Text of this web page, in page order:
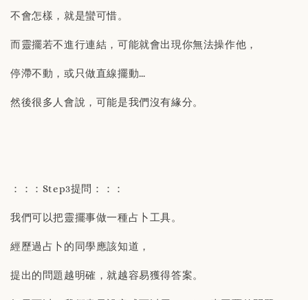
不會怎樣，就是蠻可惜。
而靈擺若不進行連結，可能就會出現你無法操作他，
停滯不動，或只做直線擺動…
然後很多人會說，可能是我們沒有緣分。
：：：Step3提問：：：
我們可以把靈擺事做一種占卜工具。
經歷過占卜的同學應該知道，
提出的問題越明確，就越容易獲得答案。